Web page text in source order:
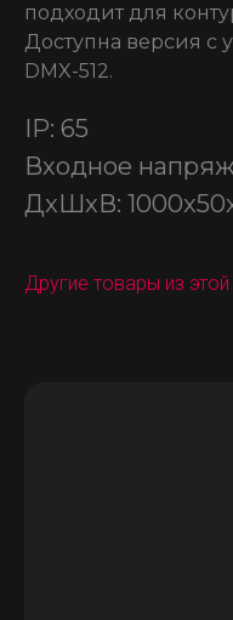
подходит для
Доступна версия с
DMX-512.
IP: 65
Входное
ДxШxВ:
Другие товары из этой